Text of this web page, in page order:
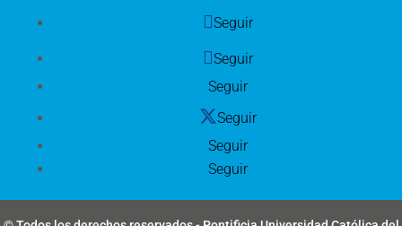
Seguir
Seguir
Seguir
Seguir
Seguir
Seguir